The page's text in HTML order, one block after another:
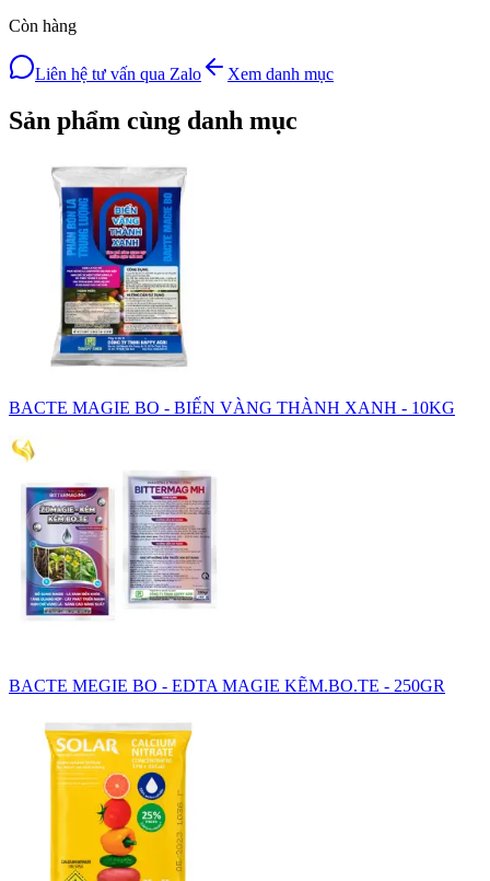
Còn hàng
Liên hệ tư vấn qua Zalo Xem danh mục
Sản phẩm cùng danh mục
BACTE MAGIE BO - BIẾN VÀNG THÀNH XANH - 10KG
BACTE MEGIE BO - EDTA MAGIE KẼM.BO.TE - 250GR